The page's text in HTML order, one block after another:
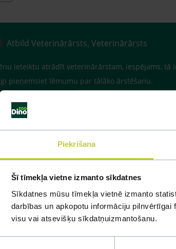
Piekrišana
Šī tīmekļa vietne izmanto sīkdatnes
Sīkdatnes mūsu tīmekļa vietnē izmanto
darbības un apkopotu informāciju
visu vai atsevišķu sīkdatņuizmantošanu.
Atbild Veterinārārsts, Veterinārārsts
ieteiktu atrādīt veterinārārstam, iespējams, tā
pieņemsiet lēmumu par tālāko ārstēšanu.
jautājumi